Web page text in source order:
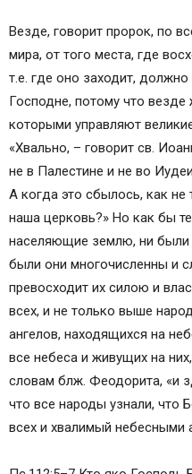
Везде, говорит пророк, по
мира, от того места, где
т.е. где оно заходит,
Господне, потому что
которыми управляют
«Хвально, – говорит св.
не в Палестине и не во
А когда это сбылось, как не
наша церковь?» Но как бы
населяющие землю, ни были
были они многочисленны и
превосходит их силою и
всех, и не только выше
ангелов, находящихся на
все небеса и живущих на них,
словам блж. Феодорита, «и
что все народы узнали, что
всех и хвалимый небесными